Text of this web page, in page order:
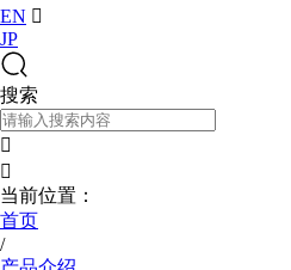
EN 
JP
搜索


当前位置：
首页
/